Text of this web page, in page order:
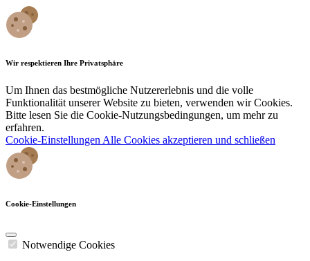
Wir respektieren Ihre Privatsphäre
Um Ihnen das bestmögliche Nutzererlebnis und die volle
Funktionalität unserer Website zu bieten, verwenden wir Cookies.
Bitte lesen Sie die Cookie-Nutzungsbedingungen, um mehr zu
erfahren.
Cookie-Einstellungen Alle Cookies akzeptieren und schließen
Cookie-Einstellungen
Notwendige Cookies